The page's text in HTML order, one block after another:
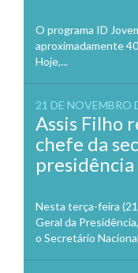
O programa ID
aproximadamente
Hoje,...
21 DE NOVEMBRO
Assis Filho
chefe da
Nesta terça-feira
Geral da
o Secretário